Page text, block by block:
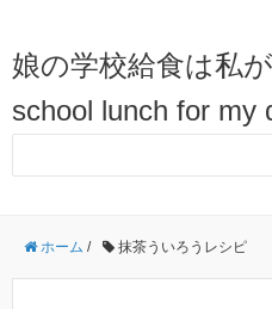
娘の学校給食は私
school lunch for my
ホーム / 抹茶ういろうレシピ